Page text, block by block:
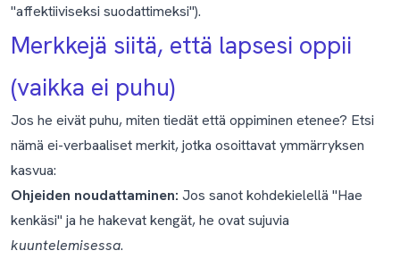
"affektiiviseksi suodattimeksi").
Merkkejä siitä, että lapsesi oppii
(vaikka ei puhu)
Jos he eivät puhu, miten tiedät että oppiminen etenee? Etsi
nämä ei-verbaaliset merkit, jotka osoittavat ymmärryksen
kasvua:
Ohjeiden noudattaminen: Jos sanot kohdekielellä "Hae
kenkäsi" ja he hakevat kengät, he ovat sujuvia
kuuntelemisessa.